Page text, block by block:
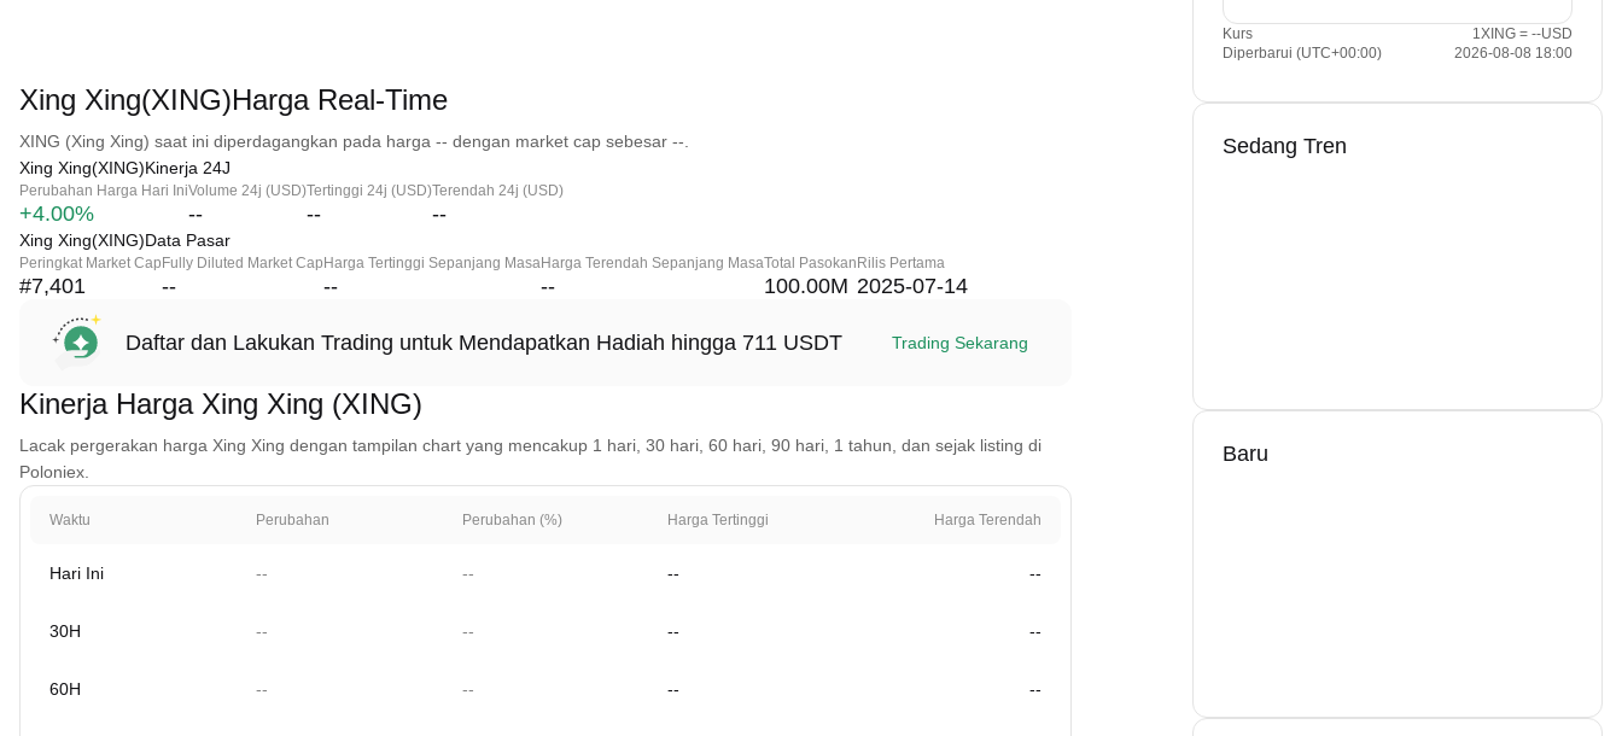
Xing Xing(XING)Harga Real-Time
XING (Xing Xing) saat ini diperdagangkan pada harga -- dengan market cap sebesar --.
Xing Xing(XING)Kinerja 24J
Perubahan Harga Hari Ini
+4.00%
Volume 24j (USD)
--
Tertinggi 24j (USD)
--
Terendah 24j (USD)
--
Xing Xing(XING)Data Pasar
Peringkat Market Cap
#7,401
Fully Diluted Market Cap
--
Harga Tertinggi Sepanjang Masa
--
Harga Terendah Sepanjang Masa
--
Total Pasokan
100.00M
Rilis Pertama
2025-07-14
Daftar dan Lakukan Trading untuk Mendapatkan Hadiah hingga 711 USDT Trading Sekarang
Kinerja Harga Xing Xing (XING)
Lacak pergerakan harga Xing Xing dengan tampilan chart yang mencakup 1 hari, 30 hari, 60 hari, 90 hari, 1 tahun, dan sejak listing di
Poloniex.
Waktu Perubahan Perubahan (%) Harga Tertinggi Harga Terendah
Hari Ini -- -- -- --
30H -- -- -- --
60H -- -- -- --
Kurs
1XING = --USD
Diperbarui (UTC+00:00)
2026-08-08 18:00
Sedang Tren
Baru